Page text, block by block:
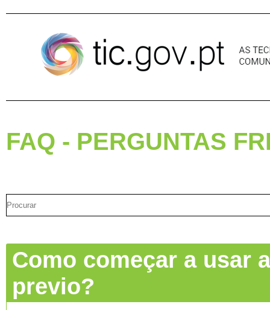
FAQ - PERGUNTAS
Como começar a usar
previo?